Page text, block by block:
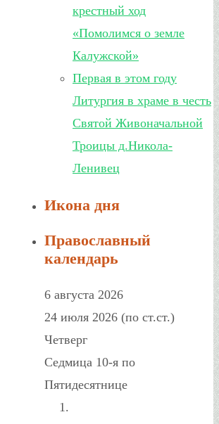
крестный ход
«Помолимся о земле
Калужской»
Первая в этом году
Литургия в храме в честь
Святой Живоначальной
Троицы д.Никола-
Ленивец
Икона дня
Православный
календарь
6 августа 2026
24 июля 2026 (по ст.ст.)
Четверг
Седмица 10-я по
Пятидесятнице